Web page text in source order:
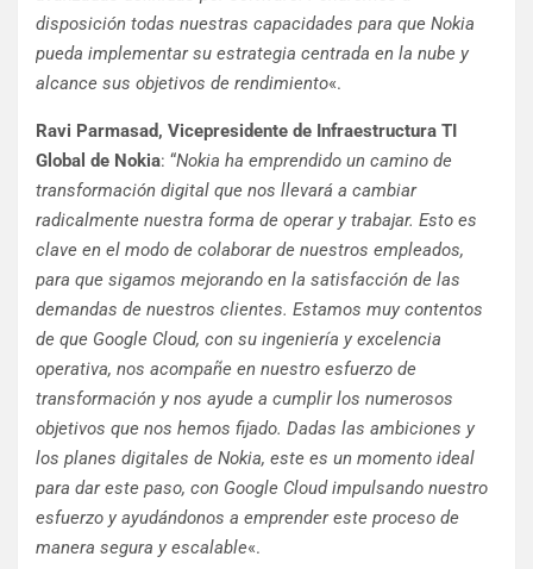
disposición todas nuestras capacidades para que Nokia
pueda implementar su estrategia centrada en la nube y
alcance sus objetivos de rendimiento«.
Ravi Parmasad, Vicepresidente de Infraestructura TI
Global de Nokia: “Nokia ha emprendido un camino de
transformación digital que nos llevará a cambiar
radicalmente nuestra forma de operar y trabajar. Esto es
clave en el modo de colaborar de nuestros empleados,
para que sigamos mejorando en la satisfacción de las
demandas de nuestros clientes. Estamos muy contentos
de que Google Cloud, con su ingeniería y excelencia
operativa, nos acompañe en nuestro esfuerzo de
transformación y nos ayude a cumplir los numerosos
objetivos que nos hemos fijado. Dadas las ambiciones y
los planes digitales de Nokia, este es un momento ideal
para dar este paso, con Google Cloud impulsando nuestro
esfuerzo y ayudándonos a emprender este proceso de
manera segura y escalable«.